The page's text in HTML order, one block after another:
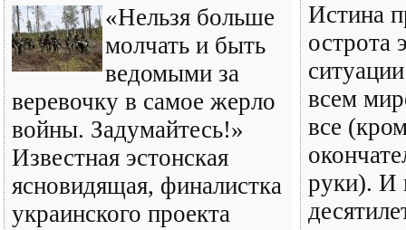
«Нельзя больше
молчать и быть
ведомыми за
веревочку в самое жерло
войны. Задумайтесь!»
Известная эстонская
ясновидящая, финалистка
украинского проекта
Истина
острота
всем
все
руки). И